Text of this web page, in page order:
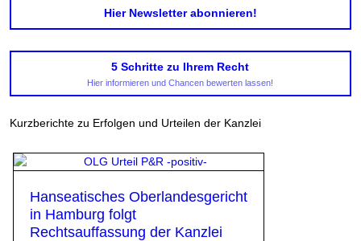
Hier Newsletter abonnieren!
5 Schritte zu Ihrem Recht
Hier informieren und Chancen bewerten lassen!
Kurzberichte zu Erfolgen und Urteilen der Kanzlei
Hanseatisches Oberlandesgericht
in Hamburg folgt
Rechtsauffassung der Kanzlei